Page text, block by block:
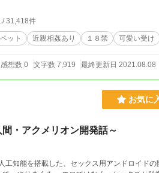
/ 31,418件
ット 近親相姦あり １８禁 可愛い受け
感想数 0 文字数 7,919 最終更新日 2021.08.08
お気に
・アクメリオン開発話～
工知能を搭載した、セックス用アンドロイドの